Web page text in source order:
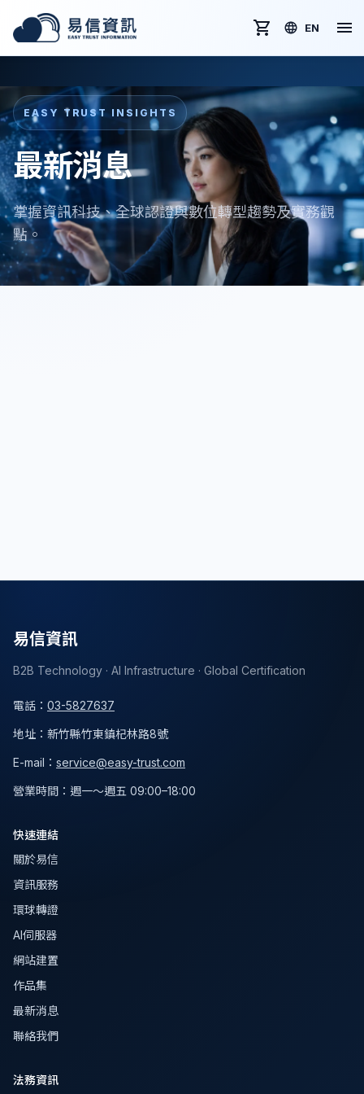
EN
EASY TRUST INSIGHTS
最新消息
掌握資訊科技、全球認證與數位轉型趨勢及實務觀
點。
易信資訊
B2B Technology · AI Infrastructure · Global Certification
電話 ： 03-5827637
地址 ： 新竹縣竹東鎮杞林路8號
E-mail： service@easy-trust.com
營業時間 ： 週一～週五 09:00–18:00
快速連結
關於易信
資訊服務
環球轉證
AI伺服器
網站建置
作品集
最新消息
聯絡我們
法務資訊